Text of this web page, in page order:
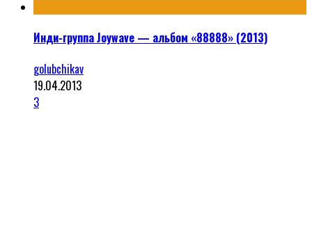
Инди-группа Joywave — альбом «88888» (2013)
golubchikav
19.04.2013
3